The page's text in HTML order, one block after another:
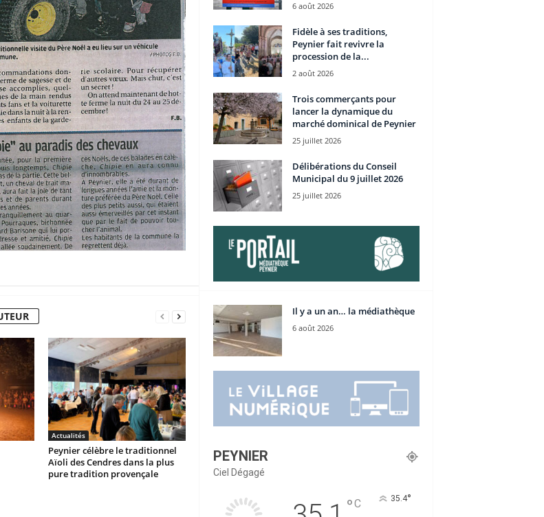
Actualités
Peynier célèbre le traditionnel
Aïoli des Cendres dans la plus
pure tradition provençale
6 août 2026
Fidèle à ses traditions,
Peynier fait revivre la
procession de la...
2 août 2026
Trois commerçants pour
lancer la dynamique du
marché dominical de Peynier
25 juillet 2026
Délibérations du Conseil
Municipal du 9 juillet 2026
25 juillet 2026
Il y a un an… la médiathèque
6 août 2026
PEYNIER
Ciel Dégagé
°C 35.4°